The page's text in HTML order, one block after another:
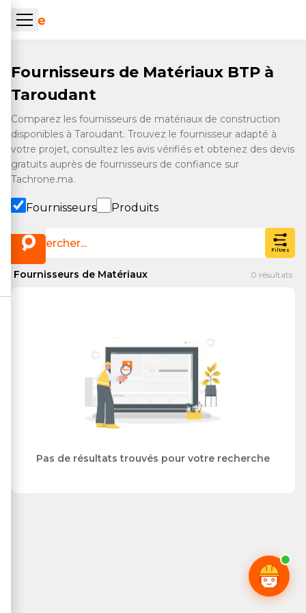
Aller au contenu principal
Fournisseurs de Matériaux BTP à
Taroudant
Comparez les fournisseurs de matériaux de construction
disponibles à Taroudant. Trouvez le fournisseur adapté à
votre projet, consultez les avis vérifiés et obtenez des devis
gratuits auprès de fournisseurs de confiance sur
Tachrone.ma.
Fournisseurs Produits
Filtres
Fournisseurs de Matériaux 0 résultats
Pas de résultats trouvés pour votre recherche